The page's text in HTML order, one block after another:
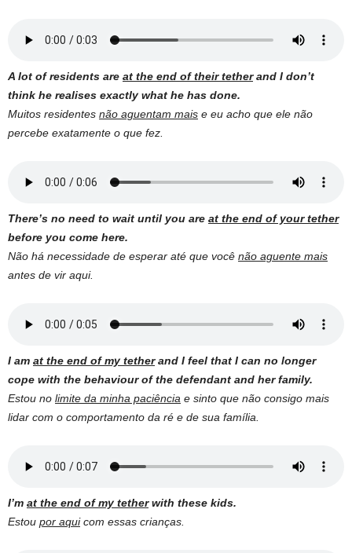
A lot of residents are at the end of their tetherand I don’t
think he realises exactly what he has done.
Muitos residentes não aguentam mais e eu acho que ele não
percebe exatamente o que fez.
There’s no need to wait until you are at the end of your tether
before you come here.
Não há necessidade de esperar até que você não aguente mais
antes de vir aqui.
I am at the end of my tetherand I feel that I can no longer
cope with the behaviour of the defendant and her family.
Estou no limite da minha paciência e sinto que não consigo mais
lidar com o comportamento da ré e de sua família.
I’m at the end of my tetherwith these kids.
Estou por aquicom essas crianças.